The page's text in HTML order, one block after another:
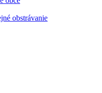
obstrávanie